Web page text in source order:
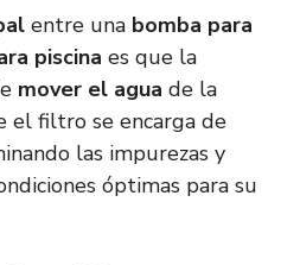
entre una bomba para
piscina es que la
mover el agua de la
el filtro se encarga de
las impurezas y
óptimas para su